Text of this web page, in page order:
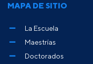
MAPA DE SITIO
La Escuela
Maestrías
Doctorados